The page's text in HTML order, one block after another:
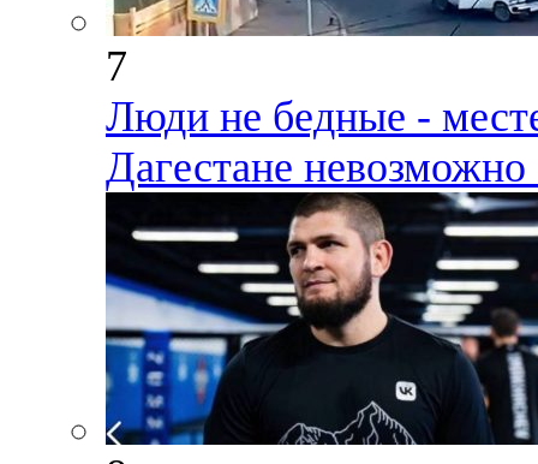
7
Люди не бедные -
Дагестане